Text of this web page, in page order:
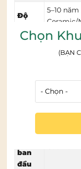
Độ
5–10
Ceramic/
h)
Tốt nếu
Tương
giảng
Cao (viết
màu, vẽ
ban
đầu
Chọn
(BẠN